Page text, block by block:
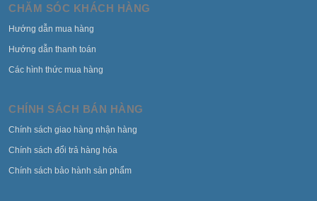
CHĂM SÓC KHÁCH HÀNG
Hướng dẫn mua hàng
Hướng dẫn thanh toán
Các hình thức mua hàng
CHÍNH SÁCH BÁN HÀNG
Chính sách giao hàng nhận hàng
Chính sách đổi trả hàng hóa
Chính sách bảo hành sản phẩm